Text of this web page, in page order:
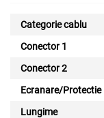
Categorie cablu
Conector 1
Conector 2
Ecranare/Protectie
Lungime